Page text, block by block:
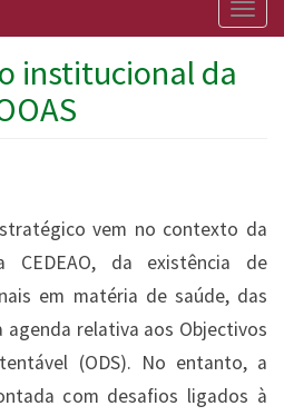
institucional da
vem no contexto da
CEDEAO, da existência de
em matéria de saúde, das
relativa aos Objectivos
(ODS). No entanto, a
com desafios ligados à